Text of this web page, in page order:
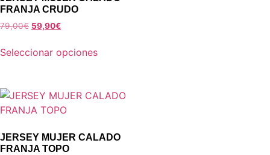
FRANJA CRUDO
79,00€ 59,90€
Seleccionar opciones
JERSEY MUJER CALADO
FRANJA TOPO